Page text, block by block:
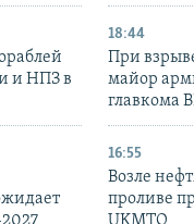
и НПЗ в
18:44
При
майор
главкома
16:55
Возле
проливе